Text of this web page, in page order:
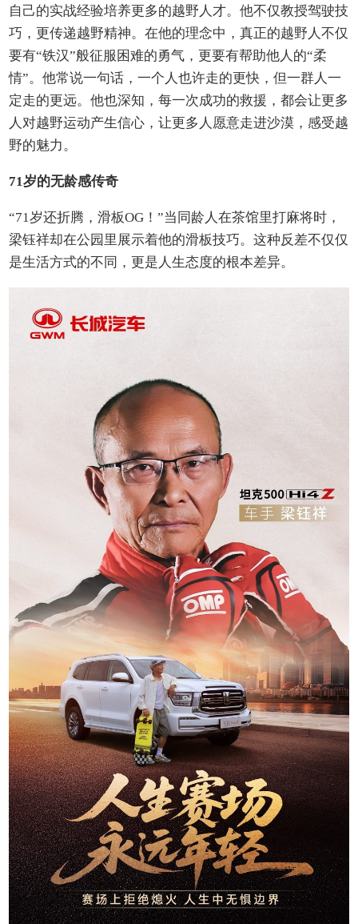
自己的实战经验培养更多的越野人才。他不仅教授驾驶技
巧，更传递越野精神。在他的理念中，真正的越野人不仅
要有“铁汉”般征服困难的勇气，更要有帮助他人的“柔
情”。他常说一句话，一个人也许走的更快，但一群人一
定走的更远。他也深知，每一次成功的救援，都会让更多
人对越野运动产生信心，让更多人愿意走进沙漠，感受越
野的魅力。
71岁的无龄感传奇
“71岁还折腾，滑板OG！”当同龄人在茶馆里打麻将时，
梁钰祥却在公园里展示着他的滑板技巧。这种反差不仅仅
是生活方式的不同，更是人生态度的根本差异。